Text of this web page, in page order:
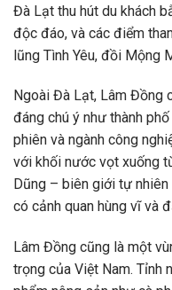
Đà Lạt thu hút du khách
độc đáo, và các điểm
lũng Tình Yêu, đồi Mộng
Ngoài Đà Lạt, Lâm Đồng
đáng chú ý như thành
phiên và ngành công
với khối nước vọt xuống
Dũng – biên giới tự
có cảnh quan hùng vĩ và
Lâm Đồng cũng là một
trọng của Việt Nam. Tỉnh